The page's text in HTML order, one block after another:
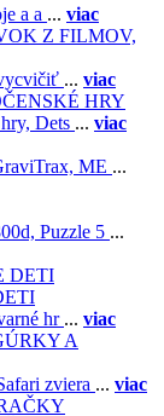
a a ... viac
Z FILMOV,
... viac
HRY
Dets ... viac
ME ...
Puzzle 5 ...
hr ... viac
A
zviera ... viac